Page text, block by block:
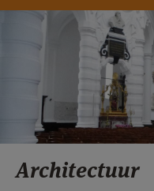
SHOP
ZOEKEN
HULP
STARTPAGINA
MIJN
Architectuur